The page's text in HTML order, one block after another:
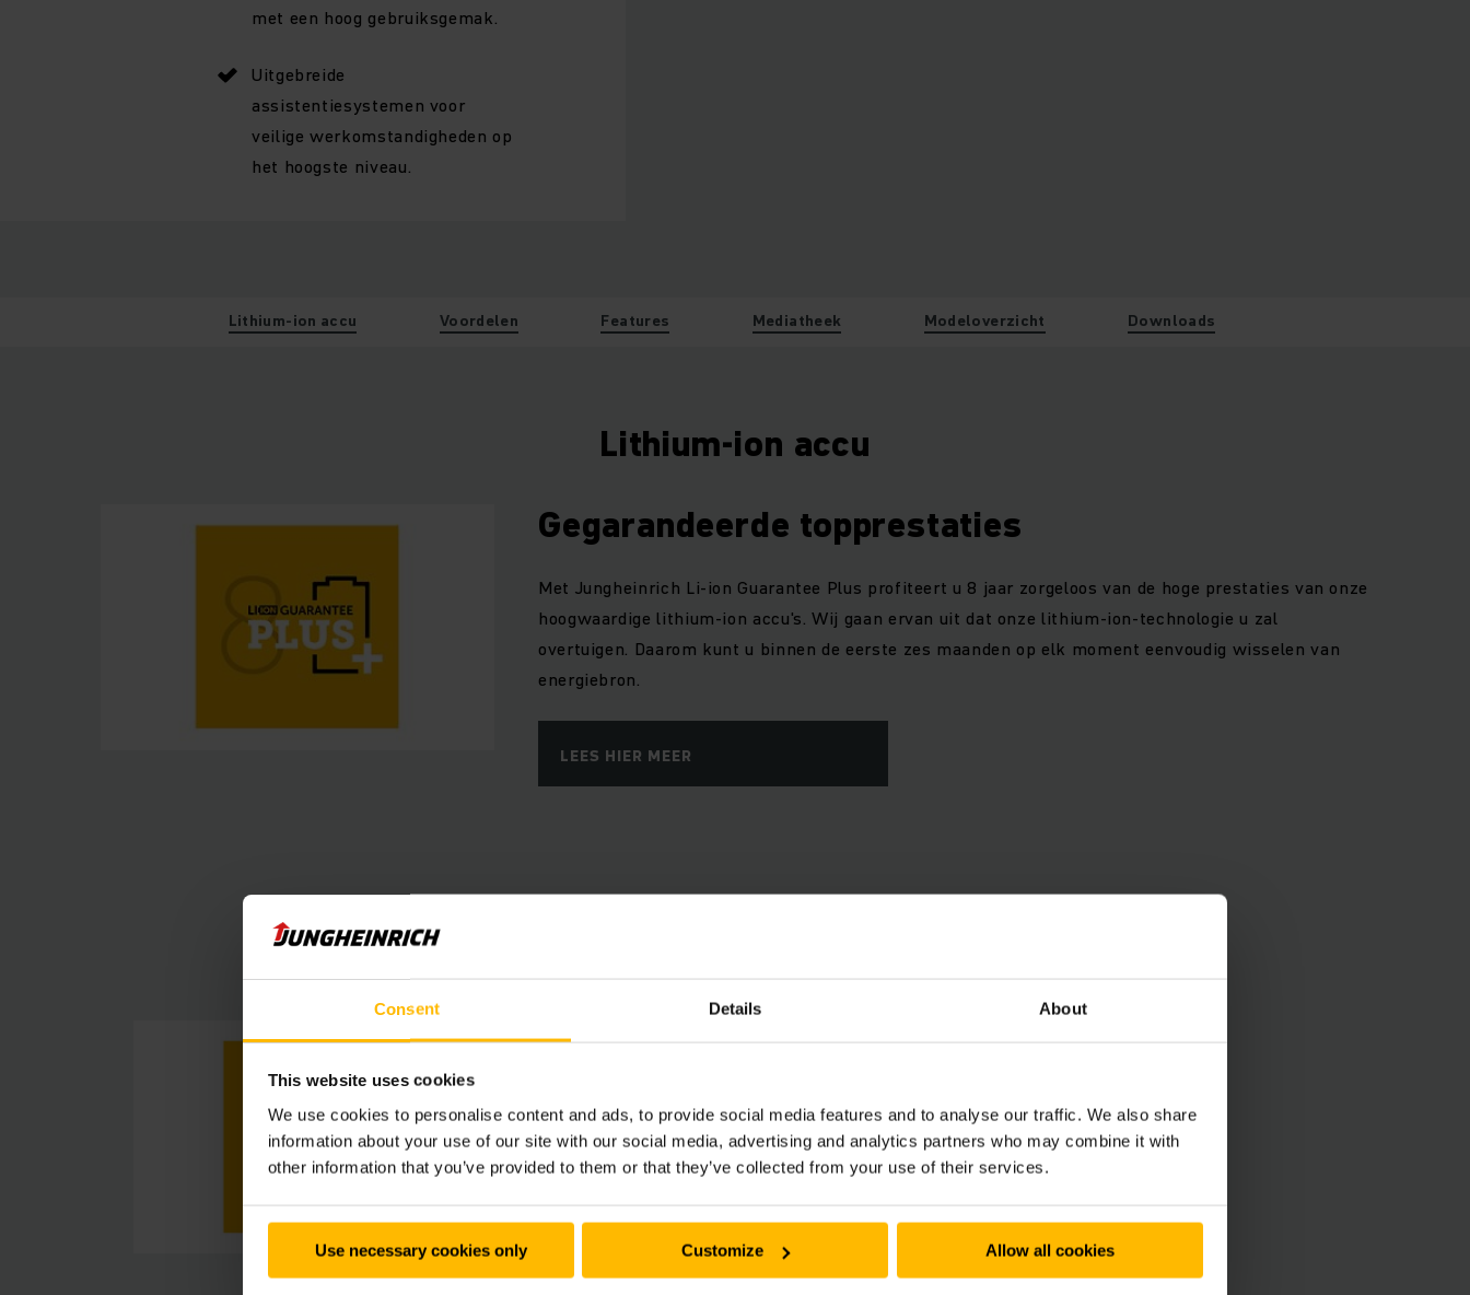
Consent Details About
This website uses cookies
We use cookies to personalise content and ads, to provide social media features and to analyse our traffic. We also share
information about your use of our site with our social media, advertising and analytics partners who may combine it with
other information that you’ve provided to them or that they’ve collected from your use of their services.
Use necessary cookies only Customize Allow all cookies
met een hoog gebruiksgemak.
Uitgebreide
assistentiesystemen voor
veilige werkomstandigheden op
het hoogste niveau.
Lithium-ion accu Voordelen Features Mediatheek Modeloverzicht Downloads
Lithium-ion accu
Gegarandeerde topprestaties
Met Jungheinrich Li-ion Guarantee Plus profiteert u 8 jaar zorgeloos van de hoge prestaties van onze
hoogwaardige lithium-ion accu's. Wij gaan ervan uit dat onze lithium-ion-technologie u zal
overtuigen. Daarom kunt u binnen de eerste zes maanden op elk moment eenvoudig wisselen van
energiebron.
LEES HIER MEER
Connected Trucks
Gebruik de gegevens van uw trucks om tijd, energie en geld te
besparen en de efficiëntie te verhogen. Onze Telematics box biedt u
extra mogelijkheden voor vlootbeheer dat flexibel kan worden